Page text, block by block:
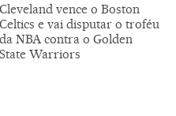
Cleveland vence o Boston
Celtics e vai disputar o troféu
da NBA contra o Golden
State Warriors